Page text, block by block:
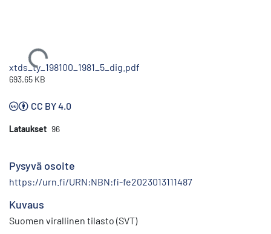
Ladataan...
xtds_ty_198100_1981_5_dig.pdf
693.65 KB
CC BY 4.0
Lataukset 96
Pysyvä osoite
https://urn.fi/URN:NBN:fi-fe2023013111487
Kuvaus
Suomen virallinen tilasto (SVT)